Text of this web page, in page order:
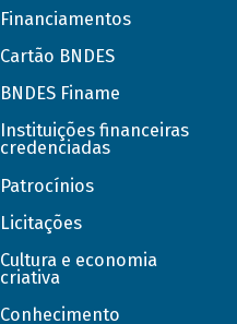
Financiamentos
Cartão BNDES
BNDES Finame
Instituições financeiras
credenciadas
Patrocínios
Licitações
Cultura e economia
criativa
Conhecimento